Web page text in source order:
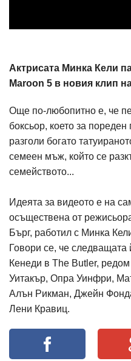
Актрисата Минка Кели
Maroon 5 в новия клип
Още по-любопитно е, че
боксьор, което за
разголи богато
семеен мъж, който се
семейството...
Идеята за видеото е на
осъществена от
Бърг, работил с Минка
Говори се, че
Кенеди в The Butler,
Уитакър, Опра Уинфри,
Алън Рикман, Джейн
Лени Кравиц.